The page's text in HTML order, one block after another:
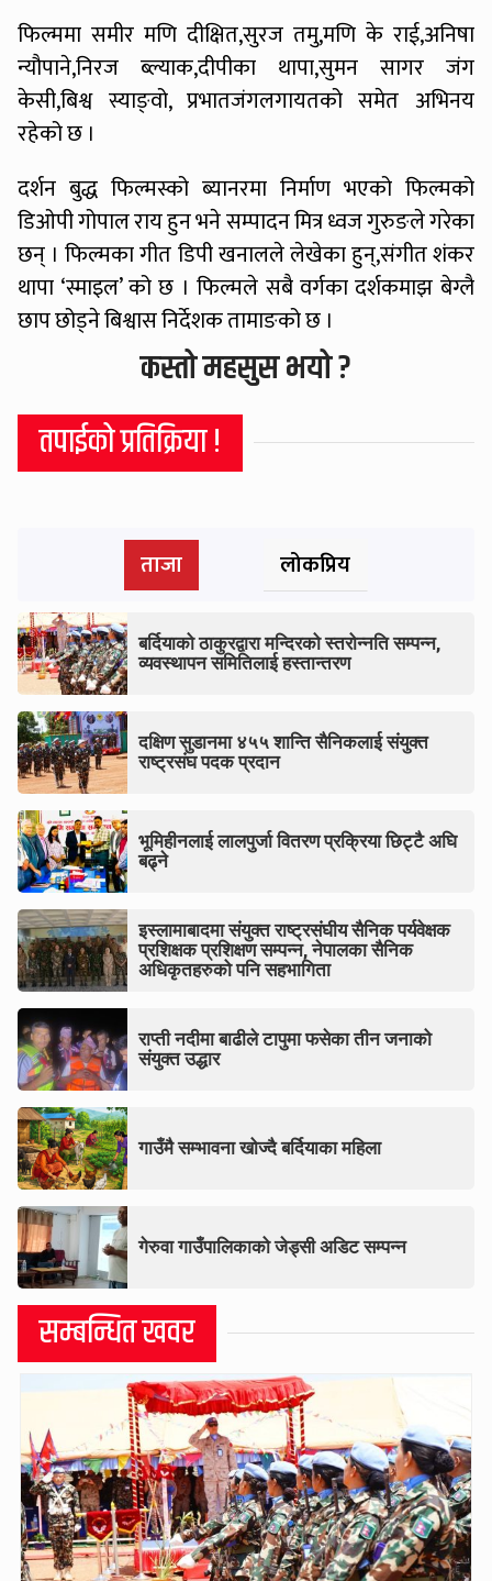
फिल्ममा समीर मणि दीक्षित,सुरज तमु,मणि के राई,अनिषा
न्यौपाने,निरज ब्ल्याक,दीपीका थापा,सुमन सागर जंग
केसी,बिश्व स्याङ्वो, प्रभातजंगलगायतको समेत अभिनय
रहेको छ ।
दर्शन बुद्ध फिल्मस्को ब्यानरमा निर्माण भएको फिल्मको
डिओपी गोपाल राय हुन भने सम्पादन मित्र ध्वज गुरुङले गरेका
छन् । फिल्मका गीत डिपी खनालले लेखेका हुन्,संगीत शंकर
थापा ‘स्माइल’ को छ । फिल्मले सबै वर्गका दर्शकमाझ बेग्लै
छाप छोड्ने बिश्वास निर्देशक तामाङको छ ।
कस्तो महसुस भयो ?
तपाईको प्रतिक्रिया !
ताजा लोकप्रिय
बर्दियाको ठाकुरद्वारा मन्दिरको स्तरोन्नति सम्पन्न,
व्यवस्थापन समितिलाई हस्तान्तरण
दक्षिण सुडानमा ४५५ शान्ति सैनिकलाई संयुक्त
राष्ट्रसंघ पदक प्रदान
भूमिहीनलाई लालपुर्जा वितरण प्रक्रिया छिट्टै अघि
बढ्ने
इस्लामाबादमा संयुक्त राष्ट्रसंघीय सैनिक पर्यवेक्षक
प्रशिक्षक प्रशिक्षण सम्पन्न, नेपालका सैनिक
अधिकृतहरुको पनि सहभागिता
राप्ती नदीमा बाढीले टापुमा फसेका तीन जनाको
संयुक्त उद्धार
गाउँमै सम्भावना खोज्दै बर्दियाका महिला
गेरुवा गाउँपालिकाको जेड्सी अडिट सम्पन्न
सम्बन्धित खवर